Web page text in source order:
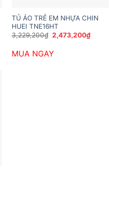
TỦ ÁO TRẺ EM NHỰA CHIN
HUEI TNE16HT
3,229,200₫ Giá
gốc
3,229,200₫.
2,473,200₫Giá
hiện
MUA NGAY